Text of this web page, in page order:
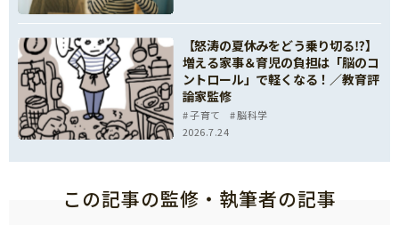
【怒涛の夏休みをどう乗り切る⁉】
増える家事＆育児の負担は「脳のコ
ントロール」で軽くなる！／教育評
論家監修
子育て
脳科学
2026.7.24
この記事の監修・執筆者の記事